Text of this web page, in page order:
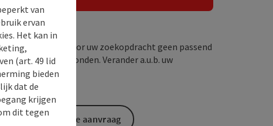
Wij hebben voor uw zoekopdracht geen passend
resultaat gevonden. Verander a.u.b. uw
zoekcriteria!
Vrijblijvende aanvraag
van
ervan
Het kan in
(art. 49 lid
bieden
dat de
krijgen
dit tegen